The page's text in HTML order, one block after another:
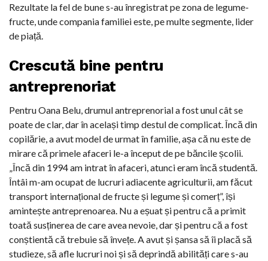
Rezultate la fel de bune s-au înregistrat pe zona de legume-
fructe, unde compania familiei este, pe multe segmente, lider
de piață.
Crescută bine pentru
antreprenoriat
Pentru Oana Belu, drumul antreprenorial a fost unul cât se
poate de clar, dar în același timp destul de complicat. Încă din
copilărie, a avut model de urmat în familie, așa că nu este de
mirare că primele afaceri le-a început de pe băncile școlii.
„Încă din 1994 am intrat în afaceri, atunci eram încă studentă.
Întâi m-am ocupat de lucruri adiacente agriculturii, am făcut
transport internațional de fructe și legume și comerț”, își
amintește antreprenoarea. Nu a eșuat și pentru că a primit
toată susținerea de care avea nevoie, dar și pentru că a fost
conștientă că trebuie să învețe. A avut și șansa să îi placă să
studieze, să afle lucruri noi și să deprindă abilități care s-au